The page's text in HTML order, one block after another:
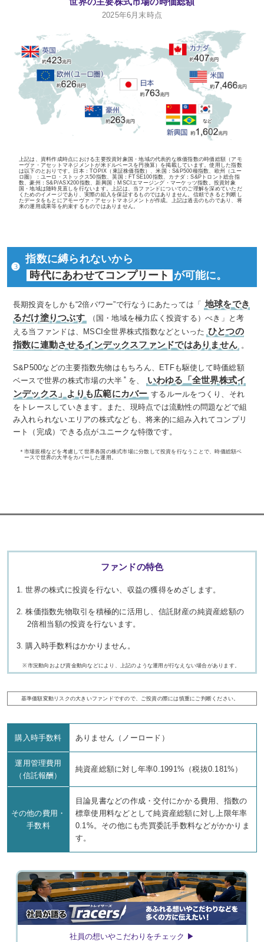
2025年6月末時点
上記は、資料作成時点における主要投資対象国・地域の代表的な株価指数の時価総額（アモ
ーヴァ・アセットマネジメントが米ドルベースを円換算）を掲載しています。使用した指数
は以下のとおりです。日本：TOPIX（東証株価指数）、米国：S&P500種指数、欧州（ユー
ロ圏）：ユーロ・ストックス50指数、英国：FTSE100指数、カナダ：S&Pトロント総合指
数、豪州：S&P/ASX200指数、新興国：MSCIエマージング・マーケッツ指数。投資対象
国・地域は随時見直しを行ないます。上記は、当ファンドについてのご理解を深めていただ
くためのイメージであり、実際の組入を保証するものではありません。信頼できると判断し
たデータをもとにアモーヴァ・アセットマネジメントが作成。上記は過去のものであり、将
来の運用成果等を約束するものではありません。
❸
指数に縛られないから
時代にあわせてコンプリート が可能に。
長期投資をしかも“2倍パワー”で行なうにあたっては「
地球をでき
るだけ塗りつぶす
（国・地域を極力広く投資する）べき」と考
える当ファンドは、MSCI全世界株式指数などといった ひとつの
指数に連動させるインデックスファンドではありません 。
S&P500などの主要指数先物はもちろん、ETFも駆使して時価総額
ベースで世界の株式市場の大半 ＊ を、
いわゆる「全世界株式イ
ンデックス」よりも広範にカバー するルールをつくり、それ
をトレースしていきます。また、現時点では流動性の問題などで組
み入れられないエリアの株式なども、将来的に組み入れてコンプリ
ート（完成）できる点がユニークな特徴です。
＊市場規模などを考慮して世界各国の株式市場に分散して投資を行なうことで、時価総額ベ
ースで世界の大半をカバーした運用。
ファンドの特色
1. 世界の株式に投資を行ない、収益の獲得をめざします。
2. 株価指数先物取引を積極的に活用し、信託財産の純資産総額の
2倍相当額の投資を行ないます。
3. 購入時手数料はかかりません。
※ 市況動向および資金動向などにより、上記のような運用が行なえない場合があります。
基準価額変動リスクの大きいファンドですので、ご投資の際には慎重にご判断ください。
購入時手数料 ありません（ノーロード）
運用管理費用
（信託報酬）
純資産総額に対し年率0.1991%（税抜0.181%）
その他の費用・
手数料
目論見書などの作成・交付にかかる費用、指数の
標章使用料などとして純資産総額に対し上限年率
0.1%。その他にも売買委託手数料などがかかりま
す。
社員の想いやこだわりをチェック ▶